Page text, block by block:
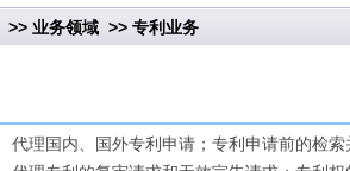
>> 业务领域 >> 专利业务
代理国内、国外专利申请；专利申请前的检